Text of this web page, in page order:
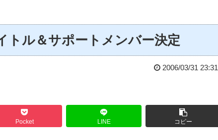
トル＆サポートメンバー決定
2006/03/31 23:31
Pocket LINE コピー